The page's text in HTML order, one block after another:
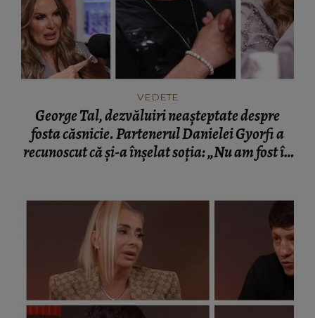
VEDETE
George Tal, dezvăluiri neașteptate despre
fosta căsnicie. Partenerul Danielei Gyorfi a
recunoscut că și-a înșelat soția: „Nu am fost în